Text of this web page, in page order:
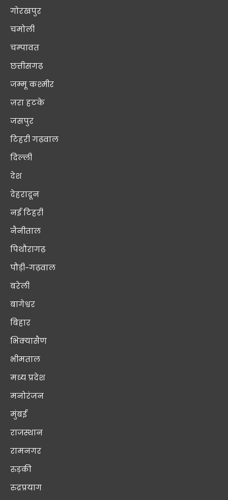
गोरखपुर
चमोली
चम्पावत
छत्तीसगढ़
जम्मू कश्मीर
ज़रा हटके
जसपुर
टिहरी गढ़वाल
दिल्ली
देश
देहरादून
नई टिहरी
नैनीताल
पिथौरागढ़
पौड़ी-गढ़वाल
बरेली
बागेश्वर
बिहार
भिक्यासैण
भीमताल
मध्य प्रदेश
मनोरंजन
मुंबई
राजस्थान
रामनगर
रुड़की
रुद्रप्रयाग